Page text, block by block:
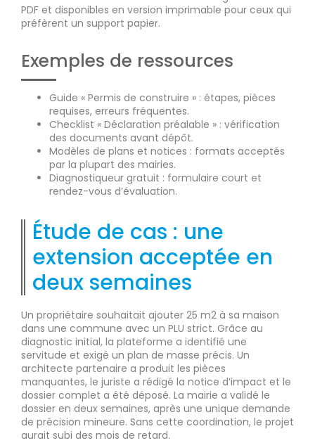
PDF et disponibles en version imprimable pour ceux qui
préfèrent un support papier.
Exemples de ressources
Guide « Permis de construire » : étapes, pièces
requises, erreurs fréquentes.
Checklist « Déclaration préalable » : vérification
des documents avant dépôt.
Modèles de plans et notices : formats acceptés
par la plupart des mairies.
Diagnostiqueur gratuit : formulaire court et
rendez-vous d’évaluation.
Étude de cas : une
extension acceptée en
deux semaines
Un propriétaire souhaitait ajouter 25 m2 à sa maison
dans une commune avec un PLU strict. Grâce au
diagnostic initial, la plateforme a identifié une
servitude et exigé un plan de masse précis. Un
architecte partenaire a produit les pièces
manquantes, le juriste a rédigé la notice d’impact et le
dossier complet a été déposé. La mairie a validé le
dossier en deux semaines, après une unique demande
de précision mineure. Sans cette coordination, le projet
aurait subi des mois de retard.